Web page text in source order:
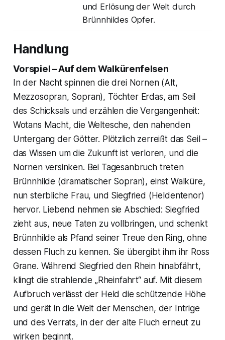
und Erlösung der Welt durch
Brünnhildes Opfer.
Handlung
Vorspiel – Auf dem Walkürenfelsen
In der Nacht spinnen die drei Nornen (Alt,
Mezzosopran, Sopran), Töchter Erdas, am Seil
des Schicksals und erzählen die Vergangenheit:
Wotans Macht, die Weltesche, den nahenden
Untergang der Götter. Plötzlich zerreißt das Seil –
das Wissen um die Zukunft ist verloren, und die
Nornen versinken. Bei Tagesanbruch treten
Brünnhilde (dramatischer Sopran), einst Walküre,
nun sterbliche Frau, und Siegfried (Heldentenor)
hervor. Liebend nehmen sie Abschied: Siegfried
zieht aus, neue Taten zu vollbringen, und schenkt
Brünnhilde als Pfand seiner Treue den Ring, ohne
dessen Fluch zu kennen. Sie übergibt ihm ihr Ross
Grane. Während Siegfried den Rhein hinabfährt,
klingt die strahlende „Rheinfahrt“ auf. Mit diesem
Aufbruch verlässt der Held die schützende Höhe
und gerät in die Welt der Menschen, der Intrige
und des Verrats, in der der alte Fluch erneut zu
wirken beginnt.